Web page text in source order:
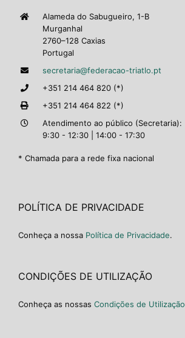
Alameda do Sabugueiro, 1-B
Murganhal
2760–128 Caxias
Portugal
secretaria@federacao-triatlo.pt
+351 214 464 820 (*)
+351 214 464 822 (*)
Atendimento ao público (Secretaria):
9:30 - 12:30 | 14:00 - 17:30
* Chamada para a rede fixa nacional
POLÍTICA DE PRIVACIDADE
Conheça a nossa Política de Privacidade.
CONDIÇÕES DE UTILIZAÇÃO
Conheça as nossas Condições de Utilização